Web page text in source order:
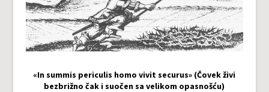
«In summis periculis homo vivit securus» (Čovek živi
bezbrižno čak i suočen sa velikom opasnošću)